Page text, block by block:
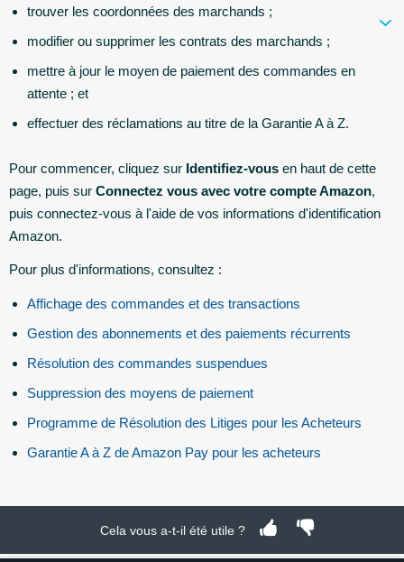
trouver les coordonnées des marchands ;
modifier ou supprimer les contrats des marchands ;
mettre à jour le moyen de paiement des commandes en
attente ; et
effectuer des réclamations au titre de la Garantie A à Z.
Pour commencer, cliquez sur Identifiez-vous en haut de cette
page, puis sur Connectez vous avec votre compte Amazon,
puis connectez-vous à l'aide de vos informations d'identification
Amazon.
Pour plus d'informations, consultez :
Affichage des commandes et des transactions
Gestion des abonnements et des paiements récurrents
Résolution des commandes suspendues
Suppression des moyens de paiement
Programme de Résolution des Litiges pour les Acheteurs
Garantie A à Z de Amazon Pay pour les acheteurs
Cela vous a-t-il été utile ?